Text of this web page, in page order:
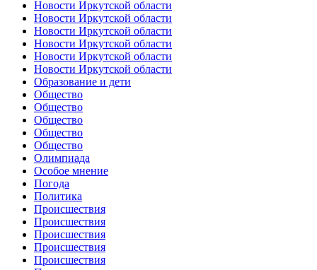
Новости Иркутской области
Новости Иркутской области
Новости Иркутской области
Новости Иркутской области
Новости Иркутской области
Новости Иркутской области
Образование и дети
Общество
Общество
Общество
Общество
Общество
Олимпиада
Особое мнение
Погода
Политика
Происшествия
Происшествия
Происшествия
Происшествия
Происшествия